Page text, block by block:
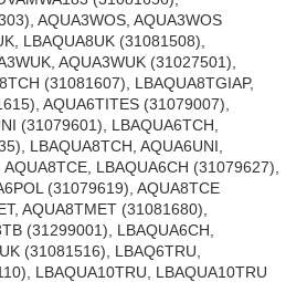
AQUA3WOS, AQUA3WOS
LBAQUA8UK (31081508),
AQUA3WUK (31027501),
(31081607), LBAQUA8TGIAP,
AQUA6TITES (31079007),
(31079601), LBAQUA6TCH,
LBAQUA8TCH, AQUA6UNI,
LBAQUA6CH (31079627),
(31079619), AQUA8TCE
AQUA8TMET (31081680),
(31299001), LBAQUA6CH,
(31081516), LBAQ6TRU,
LBAQUA10TRU, LBAQUA10TRU